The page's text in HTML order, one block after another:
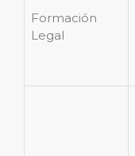
Formación
Legal